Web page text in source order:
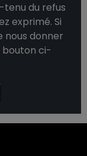
du refus
exprimé. Si
nous donner
ci-